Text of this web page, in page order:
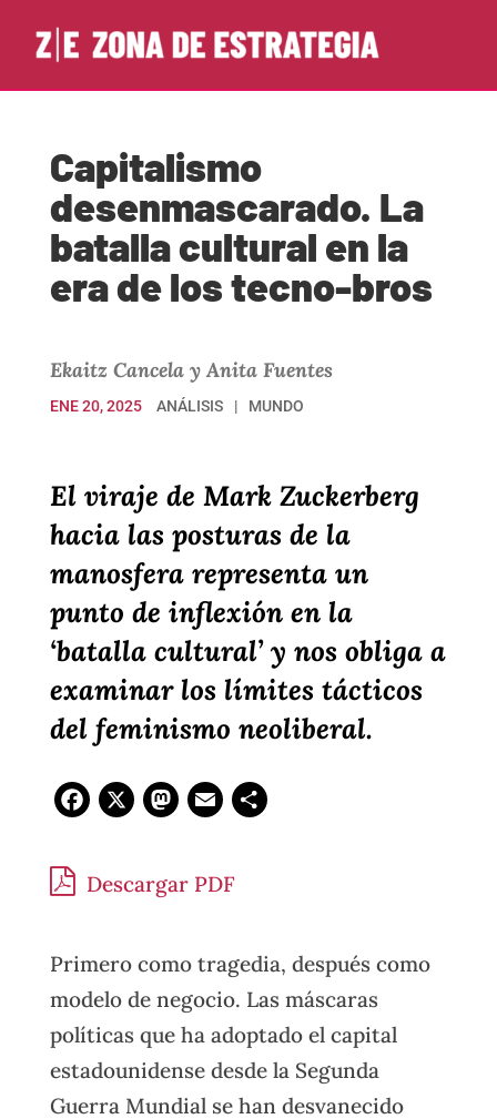
Capitalismo
desenmascarado. La
batalla cultural en la
era de los tecno-bros
Ekaitz Cancela y Anita Fuentes
ENE 20, 2025 ANÁLISIS MUNDO
El viraje de Mark Zuckerberg
hacia las posturas de la
manosfera representa un
punto de inflexión en la
‘batalla cultural’ y nos obliga a
examinar los límites tácticos
del feminismo neoliberal.
Facebook
X Mastodon
Email
Descargar PDF
Primero como tragedia, después como
modelo de negocio. Las máscaras
políticas que ha adoptado el capital
estadounidense desde la Segunda
Guerra Mundial se han desvanecido